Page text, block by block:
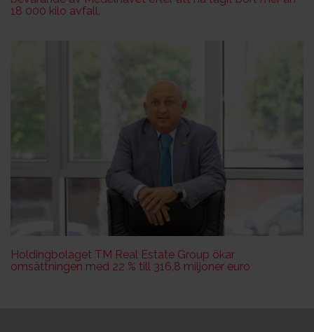
18 000 kilo avfall.
Holdingbolaget TM Real Estate Group ökar
omsättningen med 22 % till 316,8 miljoner euro